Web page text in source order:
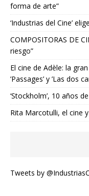
forma de arte”
‘Industrias del Cine’
COMPOSITORAS DE
riesgo”
El cine de Adèle: la
’Passages’ y ’Las dos
‘Stockholm’, 10 años
Rita Marcotulli, el cine
Tweets by